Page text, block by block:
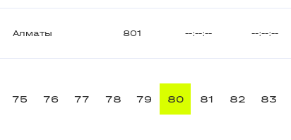
Алматы 801 --:--:-- --:--:--
75 76 77 78 79 80 81 82 83